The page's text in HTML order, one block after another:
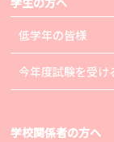
低学年の皆様
今年度試験を受け
学校関係者の方へ